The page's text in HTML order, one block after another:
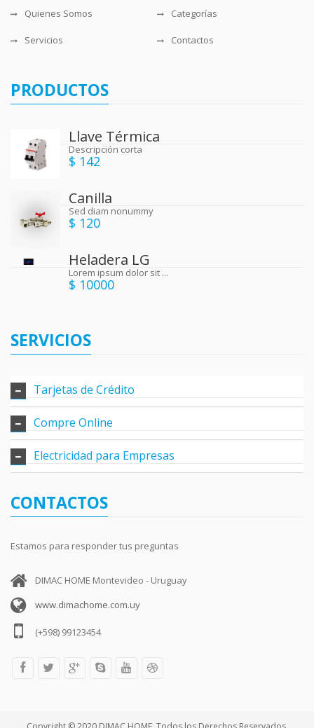
Quienes Somos Categorías
Servicios Contactos
PRODUCTOS
Llave Térmica
Descripción corta
$ 142
Canilla
Sed diam nonummy
$ 120
Heladera LG
Lorem ipsum dolor sit ...
$ 10000
SERVICIOS
Tarjetas de Crédito
Compre Online
Electricidad para Empresas
CONTACTOS
Estamos para responder tus preguntas
DIMAC HOME Montevideo - Uruguay
www.dimachome.com.uy
(+598) 99123454